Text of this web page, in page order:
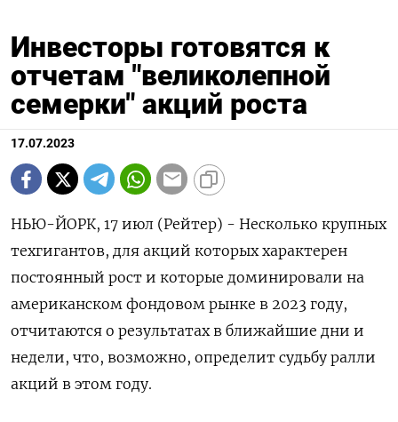
Инвесторы готовятся к
отчетам "великолепной
семерки" акций роста
17.07.2023
НЬЮ-ЙОРК, 17 июл (Рейтер) - Несколько крупных
техгигантов, для акций которых характерен
постоянный рост и которые доминировали на
американском фондовом рынке в 2023 году,
отчитаются о результатах в ближайшие дни и
недели, что, возможно, определит судьбу ралли
акций в этом году.